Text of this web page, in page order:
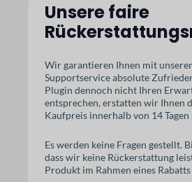
Unsere faire
Wir garantieren Ihnen mit
Supportservice absolute
Plugin dennoch nicht Ihren
entsprechen, erstatten wir Ihnen
Kaufpreis innerhalb von 14 Tagen
Es werden keine Fragen gestellt.
dass wir keine Rückerstattung
Produkt im Rahmen eines